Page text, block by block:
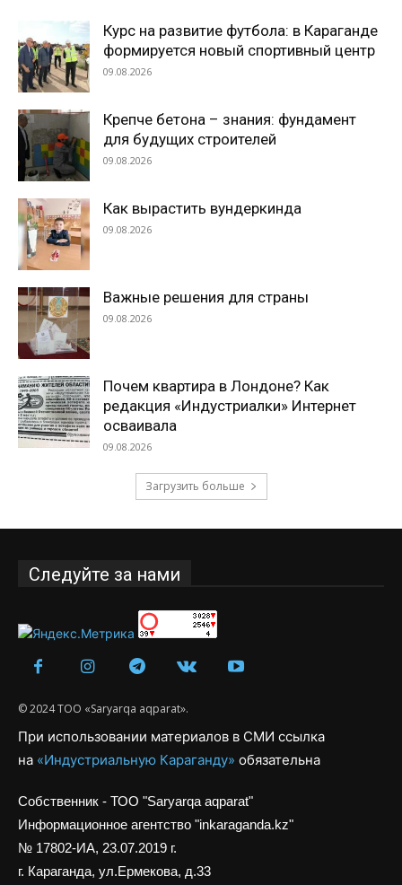
Курс на развитие футбола: в Караганде
формируется новый спортивный центр
09.08.2026
Крепче бетона – знания: фундамент
для будущих строителей
09.08.2026
Как вырастить вундеркинда
09.08.2026
Важные решения для страны
09.08.2026
Почем квартира в Лондоне? Как
редакция «Индустриалки» Интернет
осваивала
09.08.2026
Загрузить больше
Следуйте за нами
© 2024 ТОО «Saryarqa aqparat».
При использовании материалов в СМИ ссылка
на «Индустриальную Караганду» обязательна
Собственник - ТОО "Saryarqa aqparat"
Информационное агентство "inkaraganda.kz"
№ 17802-ИА, 23.07.2019 г.
г. Караганда, ул.Ермекова, д.33